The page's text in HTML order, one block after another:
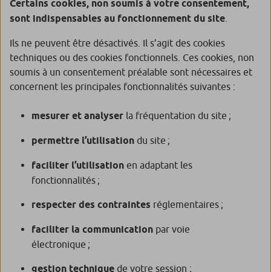
Certains cookies, non soumis à votre consentement,
sont indispensables au fonctionnement du site
Ils ne peuvent être désactivés. Il s’agit des cookies
techniques ou des cookies fonctionnels. Ces cookies, non
soumis à un consentement préalable sont nécessaires et
concernent les principales fonctionnalités suivantes :
mesurer et analyser la fréquentation du site ;
permettre l’utilisation du site ;
faciliter l’utilisation en adaptant les
fonctionnalités ;
respecter des contraintes réglementaires ;
faciliter la communication par voie
électronique ;
gestion technique de votre session ;